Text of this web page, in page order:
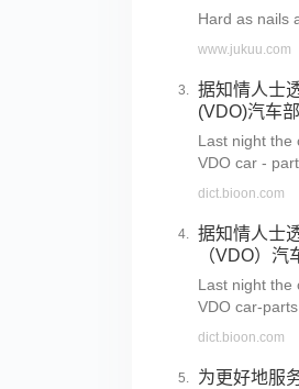
Hard as nails
www.jukuu.com
据知情人士
(VDO)汽车
Last night the
VDO car -
dict.bioon.com
据知情人士
（VDO）汽
Last night the
VDO car-parts
dict.bioon.com
为更好地服